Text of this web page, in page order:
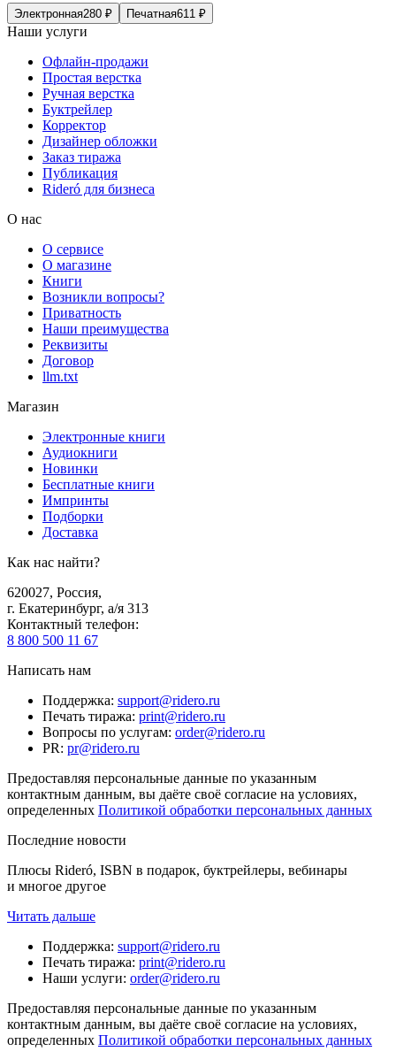
Электронная280 ₽ Печатная611 ₽
Наши услуги
Офлайн-продажи
Простая верстка
Ручная верстка
Буктрейлер
Корректор
Дизайнер обложки
Заказ тиража
Публикация
Rideró для бизнеса
О нас
О сервисе
О магазине
Книги
Возникли вопросы?
Приватность
Наши преимущества
Реквизиты
Договор
llm.txt
Магазин
Электронные книги
Аудиокниги
Новинки
Бесплатные книги
Импринты
Подборки
Доставка
Как нас найти?
620027, Россия,
г. Екатеринбург, а/я 313
Контактный телефон:
8 800 500 11 67
Написать нам
Поддержка: support@ridero.ru
Печать тиража: print@ridero.ru
Вопросы по услугам: order@ridero.ru
PR: pr@ridero.ru
Предоставляя персональные данные по указанным
контактным данным, вы даёте своё согласие на условиях,
определенных Политикой обработки персональных данных
Последние новости
Плюсы Rideró, ISBN в подарок, буктрейлеры, вебинары
и многое другое
Читать дальше
Поддержка: support@ridero.ru
Печать тиража: print@ridero.ru
Наши услуги: order@ridero.ru
Предоставляя персональные данные по указанным
контактным данным, вы даёте своё согласие на условиях,
определенных Политикой обработки персональных данных